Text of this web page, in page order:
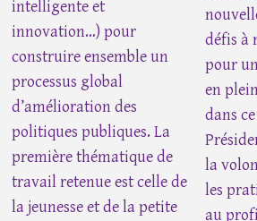
intelligente et
innovation…) pour
construire ensemble un
processus global
d’amélioration des
politiques publiques. La
première thématique de
travail retenue est celle de
la jeunesse et de la petite
défis à
pour
en
dans
la
les
au